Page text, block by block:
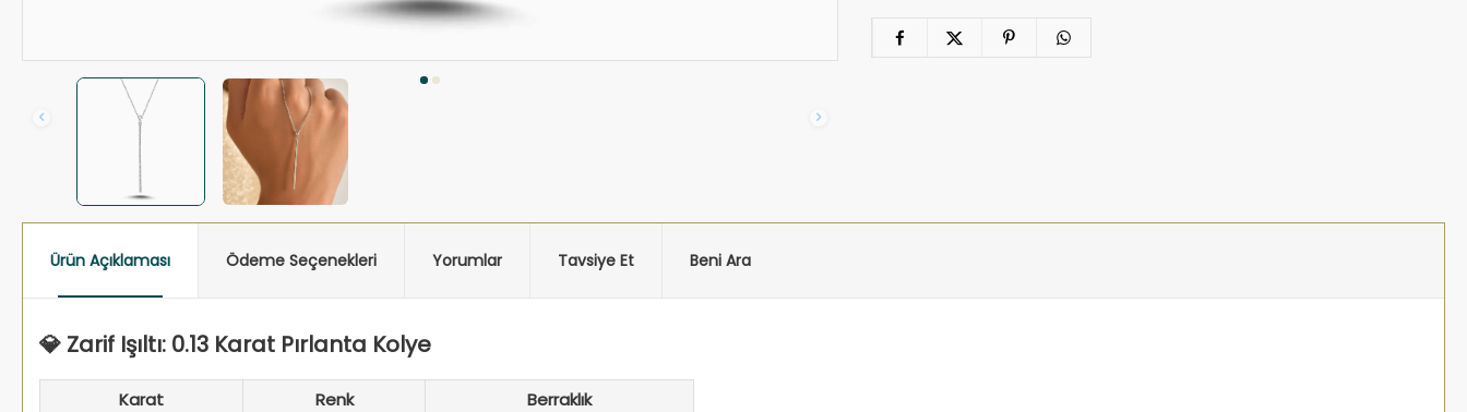
Ürün Açıklaması Ödeme Seçenekleri Yorumlar Tavsiye Et Beni Ara
💎 Zarif Işıltı: 0.13 Karat Pırlanta Kolye
Karat Renk
Berraklık